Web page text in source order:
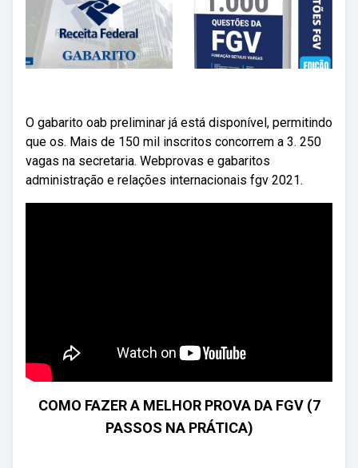
O gabarito oab preliminar já está disponível, permitindo
que os. Mais de 150 mil inscritos concorrem a 3. 250
vagas na secretaria. Webprovas e gabaritos
administração e relações internacionais fgv 2021.
COMO FAZER A MELHOR PROVA DA FGV (7
PASSOS NA PRÁTICA)